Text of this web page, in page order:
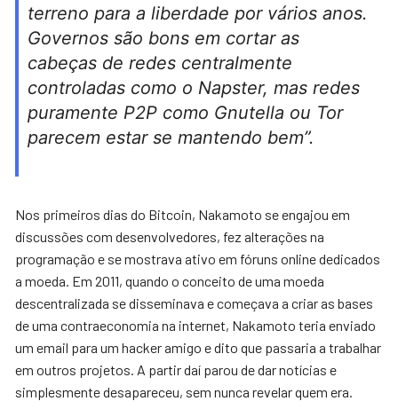
terreno para a liberdade por vários anos.
Governos são bons em cortar as
cabeças de redes centralmente
controladas como o Napster, mas redes
puramente P2P como Gnutella ou Tor
parecem estar se mantendo bem”.
Nos primeiros dias do Bitcoin, Nakamoto se engajou em
discussões com desenvolvedores, fez alterações na
programação e se mostrava ativo em fóruns online dedicados
a moeda. Em 2011, quando o conceito de uma moeda
descentralizada se disseminava e começava a criar as bases
de uma contraeconomia na internet, Nakamoto teria enviado
um email para um hacker amigo e dito que passaria a trabalhar
em outros projetos. A partir daí parou de dar notícias e
simplesmente desapareceu, sem nunca revelar quem era.